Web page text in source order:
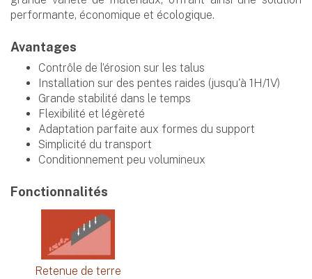
performante, économique et écologique.
Avantages
Contrôle de l’érosion sur les talus
Installation sur des pentes raides (jusqu'à 1H/1V)
Grande stabilité dans le temps
Flexibilité et légèreté
Adaptation parfaite aux formes du support
Simplicité du transport
Conditionnement peu volumineux
Fonctionnalités
Retenue de terre